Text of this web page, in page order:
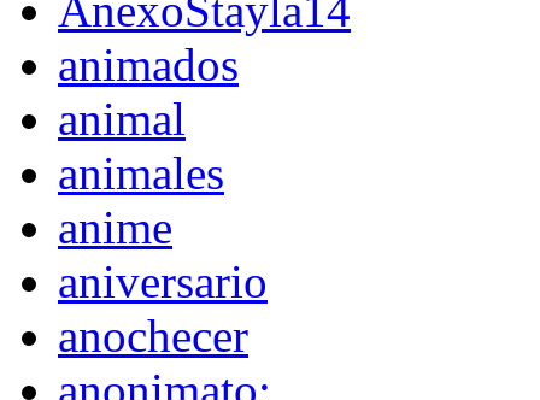
AnexoStayla14
animados
animal
animales
anime
aniversario
anochecer